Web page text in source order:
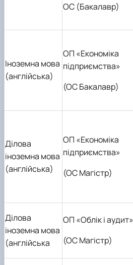
ОС (Бакалавр)
Іноземна мова
(англійська)
ОП «Економіка
підприємства»
(ОС Бакалавр)
Ділова
іноземна мова
(англійська)
ОП «Економіка
підприємства»
(ОС Магістр)
Ділова
іноземна мова
(англійська
ОП «Облік і аудит»
(ОС Магістр)